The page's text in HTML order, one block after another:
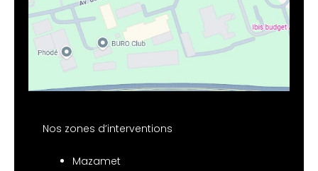
Nos zones d’interventions
Mazamet